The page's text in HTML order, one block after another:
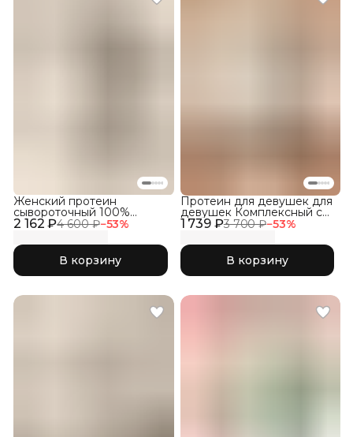
2 162 ₽4 600 ₽−53%
Женский протеин
сывороточный 100%
WHEY со вкусом Пломбир
В корзину
1 739 ₽3 700 ₽−53%
Протеин для девушек для
девушек Комплексный с
Коллагеном, Фраппе
В корзину